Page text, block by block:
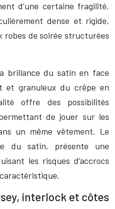
d’une certaine fragilité.
dense et rigide,
de soirée structurées
brillance du satin en face
et granuleux du crêpe en
offre des possibilités
de jouer sur les
un même vêtement. Le
du satin, présente une
les risques d’accrocs
interlock et côtes